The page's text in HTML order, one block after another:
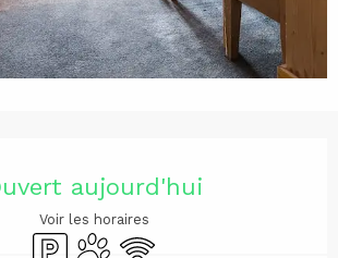
aujourd'hui
Voir les horaires
ParkingAnimaux acceptés
WiFi